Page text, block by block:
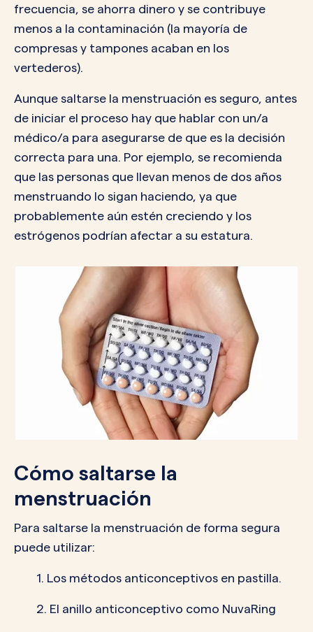
frecuencia, se ahorra dinero y se contribuye
menos a la contaminación (la mayoría de
compresas y tampones acaban en los
vertederos).
Aunque saltarse la menstruación es seguro, antes
de iniciar el proceso hay que hablar con un/a
médico/a para asegurarse de que es la decisión
correcta para una. Por ejemplo, se recomienda
que las personas que llevan menos de dos años
menstruando lo sigan haciendo, ya que
probablemente aún estén creciendo y los
estrógenos podrían afectar a su estatura.
Cómo saltarse la
menstruación
Para saltarse la menstruación de forma segura
puede utilizar:
1. Los métodos anticonceptivos en pastilla.
2. El anillo anticonceptivo como NuvaRing